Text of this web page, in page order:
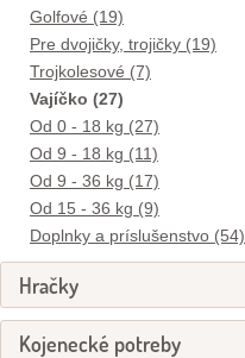
Golfové (19)
Pre dvojičky, trojičky (19)
Trojkolesové (7)
Vajíčko (27)
Od 0 - 18 kg (27)
Od 9 - 18 kg (11)
Od 9 - 36 kg (17)
Od 15 - 36 kg (9)
Doplnky a príslušenstvo (54)
Hračky
Kojenecké potreby